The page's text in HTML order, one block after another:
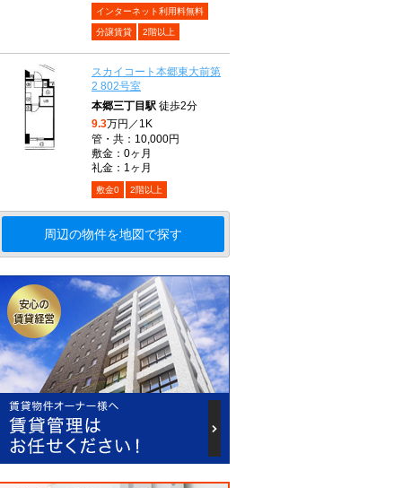
インターネット利用料無料
分譲賃貸 2階以上
スカイコート本郷東大前第
2 802号室
本郷三丁目駅 徒歩2分
9.3万円／1K
管・共：10,000円
敷金：0ヶ月
礼金：1ヶ月
敷金0 2階以上
周辺の物件を地図で探す